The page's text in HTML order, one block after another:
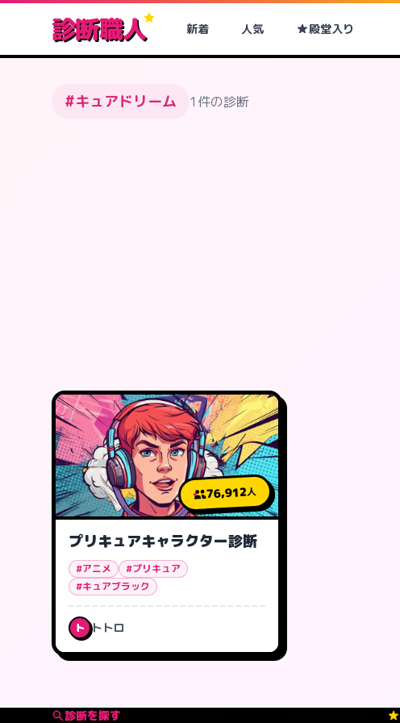
診断職人 新着 人気 殿堂入り
#キュアドリーム 1件の診断
76,912人
プリキュアキャラクター診断
#アニメ
#プリキュア
#キュアブラック
ト トトロ
診断を探す